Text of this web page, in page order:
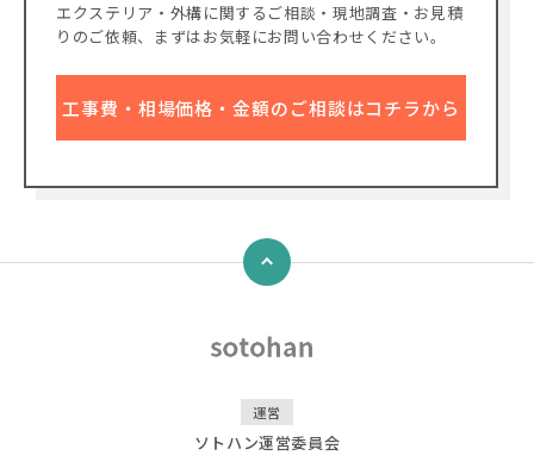
エクステリア・外構に関するご相談・現地調査・お見積
りのご依頼、
まずはお気軽にお問い合わせください。
工事費・相場価格・金額のご相談はコチラから
↑
運営
ソトハン運営委員会